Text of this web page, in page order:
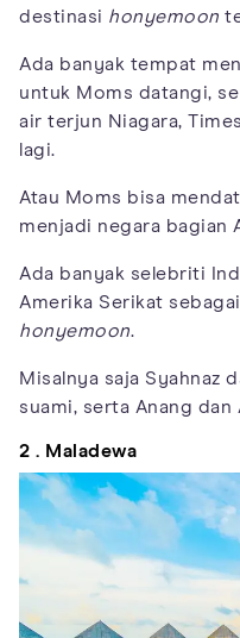
destinasi honyemoon
Ada banyak tempat
untuk Moms datangi,
air terjun Niagara,
lagi.
Atau Moms bisa
menjadi negara bagian
Ada banyak selebriti
Amerika Serikat
honyemoon.
Misalnya saja Syahnaz
suami, serta Anang dan
2 . Maladewa